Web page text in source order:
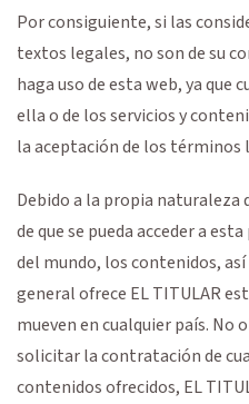
Por consiguiente, si las
textos legales, no son de su
haga uso de esta web, ya que
ella o de los servicios y
la aceptación de los términos
Debido a la propia
de que se pueda acceder a
del mundo, los contenidos,
general ofrece EL TITULAR
mueven en cualquier país.
solicitar la contratación de
contenidos ofrecidos, EL